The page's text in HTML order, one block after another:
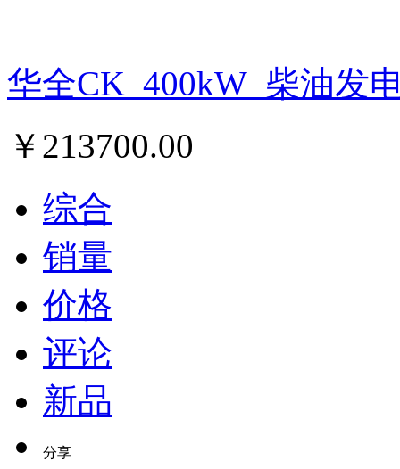
华全CK_400kW_柴油发
￥ 213700.00
综合
销量
价格
评论
新品
分享